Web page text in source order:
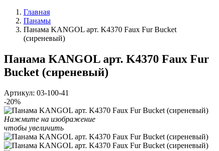
Главная
Панамы
Панама KANGOL арт. K4370 Faux Fur Bucket
(сиреневый)
Панама KANGOL арт. K4370 Faux Fur
Bucket (сиреневый)
Артикул: 03-100-41
-20%
Нажмите на изображение
чтобы увеличить